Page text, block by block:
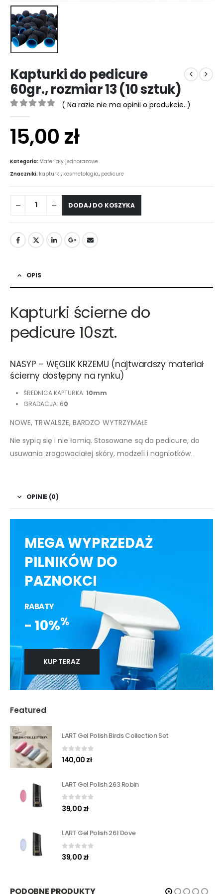
Kapturki do pedicure
60gr., rozmiar 13 (10 sztuk)
( Na razie nie ma opinii o produkcie. )
15,00 zł
Kategoria: Materiały jednorazowe
Znaczniki: kapturki, kosmetologia, pedicure
DODAJ DO KOSZYKA
OPIS
Kapturki ścierne do
pedicure 10szt.
NASYP – WĘGLIK KRZEMU (najtwardszy materiał
ścierny dostępny na rynku)
ŚREDNICA KAPTURKA:10mm
GRADACJA: 60
NOWE, TRWALSZE, BARDZO WYTRZYMAŁE
Nie sypią się i nie łamią. Stosowane są do pedicure, do
usuwania zrogowaciałej skóry, modzeli i nagniotków.
OPINIE (0)
MEGA WYPRZEDAŻ
PILNIKÓW DO
PAZNOKCI
RABATY
- 10%%
KUP TERAZ
Featured
LART Gel Polish Birds Collection Set
0 out of 5
140,00 zł
LART Gel Polish 263 Robin
0out of 5
39,00 zł
LART Gel Polish 261 Dove
0out of 5
39,00 zł
PODOBNE PRODUKTY